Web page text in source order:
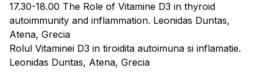
17.30-18.00 The Role of Vitamine D3 in thyroid
autoimmunity and inflammation. Leonidas Duntas,
Atena, Grecia
Rolul Vitaminei D3 in tiroidita autoimuna si inflamatie.
Leonidas Duntas, Atena, Grecia